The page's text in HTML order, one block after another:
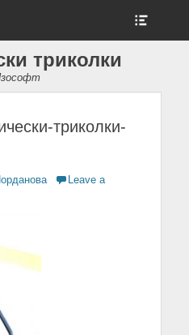
триколки
триколки-
Leave a